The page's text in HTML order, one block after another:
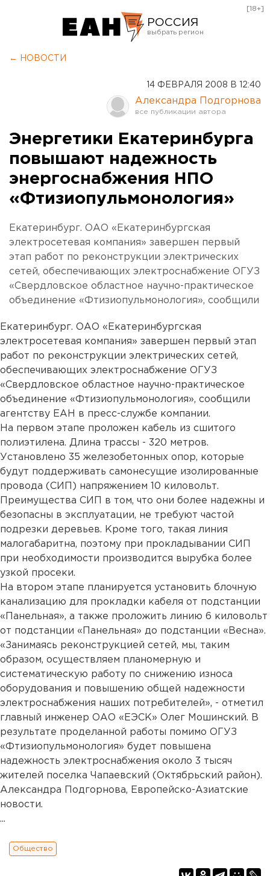
РОССИЯ
Оренбург
[18+]
← НОВОСТИ
14 ФЕВРАЛЯ 2008 В 12:40
Александра Подгорнова
Энергетики Екатеринбурга
повышают надежность
энергоснабжения НПО
«Фтизиопульмонология»
Екатеринбург. ОАО «Екатеринбургская
электросетевая компания» завершен первый
этап работ по реконструкции электрических
сетей, обеспечивающих электроснабжение ОГУЗ
«Свердловское областное научно-практическое
объединение «Фтизиопульмонология», сообщили
Екатеринбург. ОАО «Екатеринбургская
электросетевая компания» завершен первый этап
работ по реконструкции электрических сетей,
обеспечивающих электроснабжение ОГУЗ
«Свердловское областное научно-практическое
объединение «Фтизиопульмонология», сообщили
агентству ЕАН в пресс-службе компании.
На первом этапе проложен кабель из сшитого
полиэтилена. Длина трассы - 320 метров.
Установлено 35 железобетонных опор, которые
будут поддерживать самонесущие изолированные
провода (СИП) напряжением 10 киловольт.
Преимущества СИП в том, что они более надежны и
безопасны в эксплуатации, не требуют частой
подрезки деревьев. Кроме того, такая линия
малогабаритна, поэтому при прокладывании СИП
при необходимости производится вырубка более
узкой просеки.
На втором этапе планируется установить блочную
канализацию для прокладки кабеля от подстанции
«Панельная», а также проложить линию 6 киловольт
от подстанции «Панельная» до подстанции «Весна».
«Занимаясь реконструкцией сетей, мы, таким
образом, осуществляем планомерную и
систематическую работу по снижению износа
оборудования и повышению общей надежности
электроснабжения наших потребителей», - отметил
главный инженер ОАО «ЕЭСК» Олег Мошинский. В
результате проделанной работы помимо ОГУЗ
«Фтизиопульмонология» будет повышена
надежность электроснабжения около 3 тысяч
жителей поселка Чапаевский (Октябрьский район).
Александра Подгорнова, Европейско-Азиатские
новости.
...
Общество